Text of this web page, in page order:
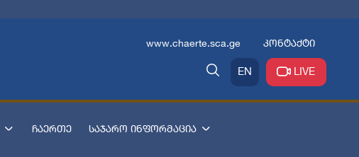
www.chaerte.sca.ge კონტაქტი
EN LIVE
ჩაერთე საჯარო ინფორმაცია